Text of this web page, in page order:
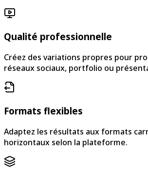
Qualité professionnelle
Créez des variations propres pour
réseaux sociaux, portfolio ou
Formats flexibles
Adaptez les résultats aux formats
horizontaux selon la plateforme.